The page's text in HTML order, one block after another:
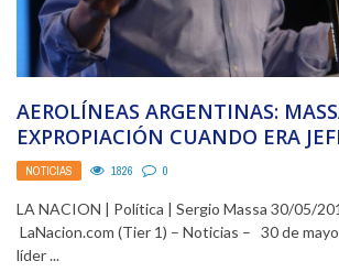
AEROLÍNEAS ARGENTINAS:
EXPROPIACIÓN CUANDO ERA
GABINETE EN 2008
NOTICIAS 1826 0
LA NACION | Política | Sergio Massa 30/05/
LaNacion.com (Tier 1) – Noticias – 30 de
líder ...